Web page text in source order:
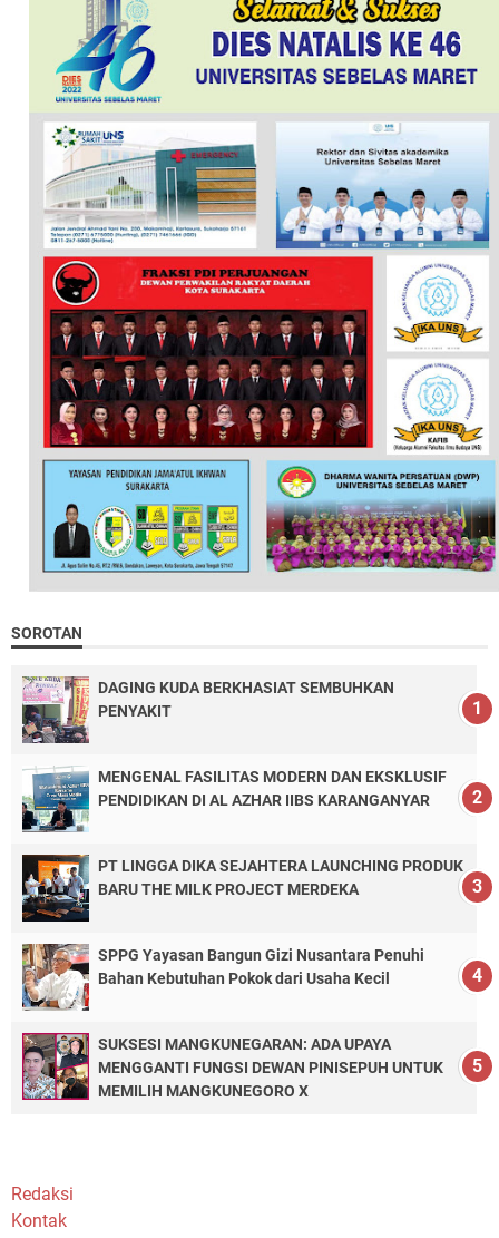
SOROTAN
DAGING KUDA BERKHASIAT SEMBUHKAN
PENYAKIT
MENGENAL FASILITAS MODERN DAN EKSKLUSIF
PENDIDIKAN DI AL AZHAR IIBS KARANGANYAR
PT LINGGA DIKA SEJAHTERA LAUNCHING PRODUK
BARU THE MILK PROJECT MERDEKA
SPPG Yayasan Bangun Gizi Nusantara Penuhi
Bahan Kebutuhan Pokok dari Usaha Kecil
SUKSESI MANGKUNEGARAN: ADA UPAYA
MENGGANTI FUNGSI DEWAN PINISEPUH UNTUK
MEMILIH MANGKUNEGORO X
Redaksi
Kontak